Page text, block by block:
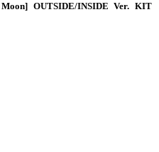
OUTSIDE/INSIDE Ver. KIT